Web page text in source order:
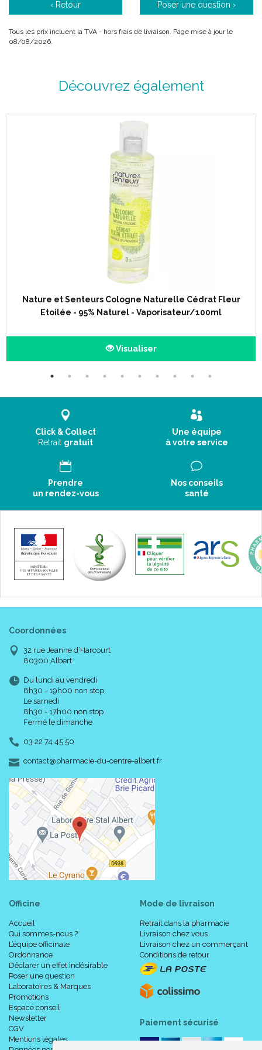
‹ Retour Poser une question ›
Tous les prix incluent la TVA - hors frais de livraison. Page mise à jour le
08/08/2026.
Découvrez également
Nature et Senteurs Cologne Naturelle Cédrat Fleur
Etoilée - 95% Naturel - Vaporisateur/100ml
Visualiser
Click & Collect
Retrait gratuit
Une équipe
à votre service
Prendre
un rendez-vous
Nos conseils
santé
Coordonnées
32 rue Jeanne d’Harcourt
80300 Albert
Du lundi au vendredi
8h30 - 19h00 non stop
Le samedi
8h30 - 17h00 non stop
Fermé le dimanche
03 22 74 45 50
contact-
@-
pharmacie-du-centre-albert.fr
Officine
Accueil
Qui sommes-nous ?
L’équipe officinale
Ordonnance
Déclarer un effet indésirable
Poser une question
Laboratoires & Marques
Promotions
Espace conseil
Newsletter
CGV
Mentions légales
Mode de livraison
Retrait dans la pharmacie
Livraison chez vous
Livraison chez un commerçant
Conditions de retour
Paiement sécurisé